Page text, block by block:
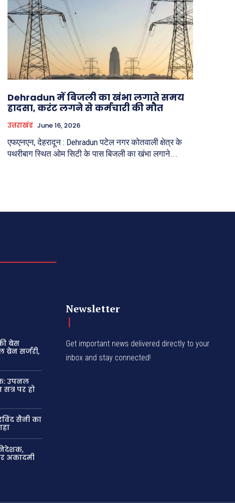
Dehradun में बिजली का खंभा लगाते समय
हादसा, करंट लगने से कर्मचारी की मौत
उत्तराखंड June 16, 2026
एफएनएन, देहरादून : Dehradun पटेल नगर कोतवाली क्षेत्र के
पथरीबाग स्थित ओम सिटी के पास बिजली का खंभा लगाने...
बेस
सर्जरी,
उपनल
पर हो
सैनी का
अकादमी
Newsletter
Get important news delivered directly to your
inbox and stay connected!